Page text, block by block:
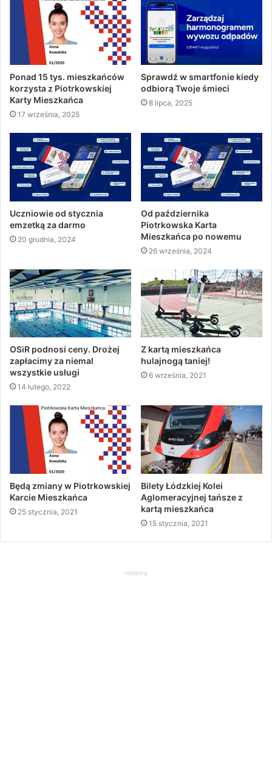
Ponad 15 tys. mieszkańców
korzysta z Piotrkowskiej
Karty Mieszkańca
17 września, 2025
Sprawdź w smartfonie kiedy
odbiorą Twoje śmieci
8 lipca, 2025
Uczniowie od stycznia
emzetką za darmo
20 grudnia, 2024
Od października
Piotrkowska Karta
Mieszkańca po nowemu
26 września, 2024
OSiR podnosi ceny. Drożej
zapłacimy za niemal
wszystkie usługi
14 lutego, 2022
Z kartą mieszkańca
hulajnogą taniej!
6 września, 2021
Będą zmiany w Piotrkowskiej
Karcie Mieszkańca
25 stycznia, 2021
Bilety Łódzkiej Kolei
Aglomeracyjnej tańsze z
kartą mieszkańca
15 stycznia, 2021
reklama